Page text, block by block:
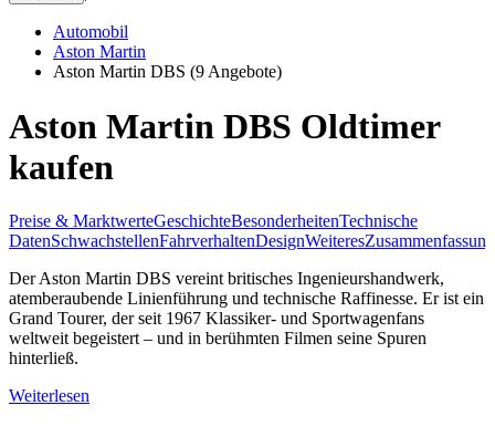
Automobil
Aston Martin
Aston Martin DBS (9 Angebote)
Aston Martin DBS Oldtimer
kaufen
Preise & MarktwerteGeschichteBesonderheitenTechnische
DatenSchwachstellenFahrverhaltenDesignWeiteresZusammenfassung
Der Aston Martin DBS vereint britisches Ingenieurshandwerk,
atemberaubende Linienführung und technische Raffinesse. Er ist ein
Grand Tourer, der seit 1967 Klassiker- und Sportwagenfans
weltweit begeistert – und in berühmten Filmen seine Spuren
hinterließ.
Weiterlesen